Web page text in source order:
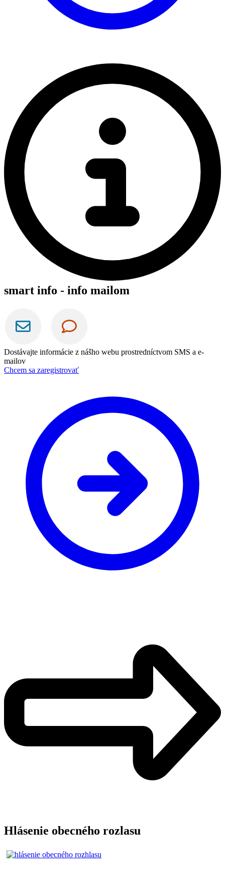
smart info - info mailom
Dostávajte informácie z nášho webu prostredníctvom SMS a e-
mailov
Chcem sa zaregistrovať
Hlásenie obecného rozlasu